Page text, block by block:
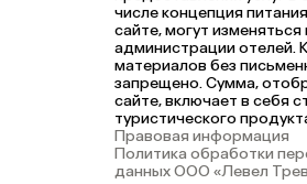
числе концепция
сайте, могут
администрации отелей.
материалов без
запрещено. Сумма,
сайте, включает в себя
туристического
Правовая информация
Политика обработки
данных ООО «Левел